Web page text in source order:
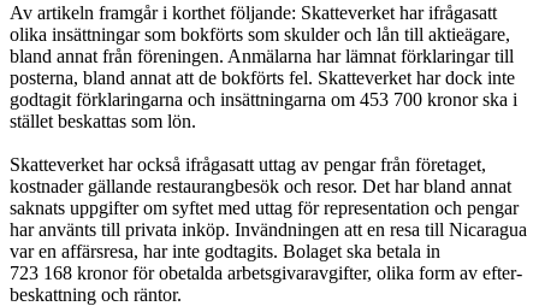
Av artikeln framgår i korthet följande: Skatteverket har ifrågasatt
olika insätt­ningar som bokförts som skulder och lån till aktieägare,
bland annat från före­ningen. Anmälarna har lämnat förklaringar till
posterna, bland annat att de bok­förts fel. Skatteverket har dock inte
godtagit förklaringarna och insättningarna om 453 700 kronor ska i
stället beskattas som lön.
Skatteverket har också ifrågasatt uttag av pengar från företaget,
kostnader gällande restaurangbesök och resor. Det har bland annat
saknats uppgifter om syftet med uttag för representation och pengar
har använts till privata inköp. In­vändningen att en resa till Nicaragua
var en affärsresa, har inte godtagits. Bolaget ska betala in
723 168 kronor för obetalda arbetsgivaravgifter, olika form av efter­
beskattning och räntor.